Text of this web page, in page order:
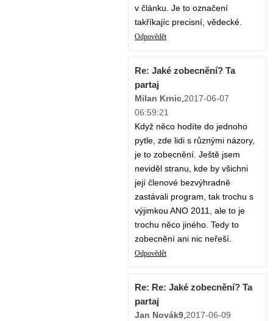
v článku. Je to označení
takříkajíc precisní, vědecké.
Odpovědět
Re: Jaké zobecnění? Ta
partaj
Milan Krnic,2017-06-07
06:59:21
Když něco hodíte do jednoho
pytle, zde lidi s různými názory,
je to zobecnění. Ještě jsem
neviděl stranu, kde by všichni
její členové bezvýhradně
zastávali program, tak trochu s
výjimkou ANO 2011, ale to je
trochu něco jiného. Tedy to
zobecnění ani nic neřeší.
Odpovědět
Re: Re: Jaké zobecnění? Ta
partaj
Jan Novák9,2017-06-09